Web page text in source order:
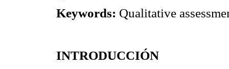
Keywords: Qualitative
INTRODUCCIÓN